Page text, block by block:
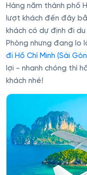
Hàng năm thành phố
lượt khách đến đây
khách có dự định đi du
Phòng nhưng đang lo
đi Hồ Chí Minh (Sài
lợi - nhanh chóng thì
khách nhé!